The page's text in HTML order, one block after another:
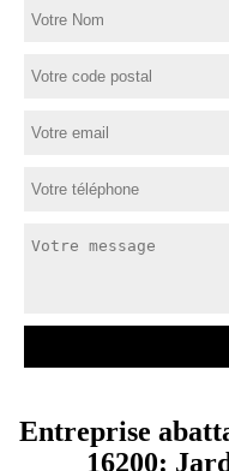
Entreprise
16200: